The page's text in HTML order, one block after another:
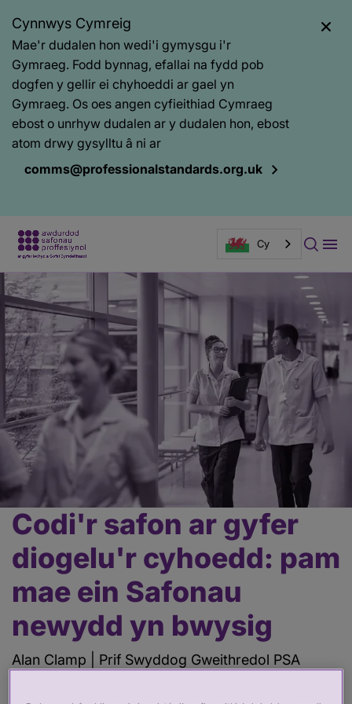
Cynnwys Cymreig
Mae'r dudalen hon wedi'i gymysgu i'r
Gymraeg. Fodd bynnag, efallai na fydd pob
dogfen y gellir ei chyhoeddi ar gael yn
Gymraeg. Os oes angen cyfieithiad Cymraeg
ebost o unrhyw dudalen ar y dudalen hon, ebost
atom drwy gysylltu â ni ar
comms@professionalstandards.org.uk
Cy
Baner
tudalen
PrifCodi'r safon ar gyfer
diogelu'r cyhoedd: pam
mae ein Safonau
newydd yn bwysig
Alan Clamp | Prif Swyddog Gweithredol PSA